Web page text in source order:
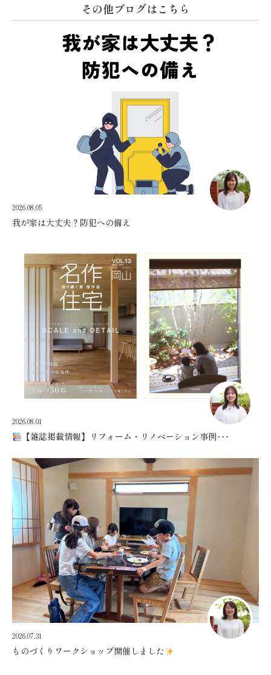
その他ブログはこちら
2026.08.05
我が家は大丈夫？防犯への備え
2026.08.01
【雑誌掲載情報】リフォーム・リノベーション事例･･･
2026.07.31
ものづくりワークショップ開催しました